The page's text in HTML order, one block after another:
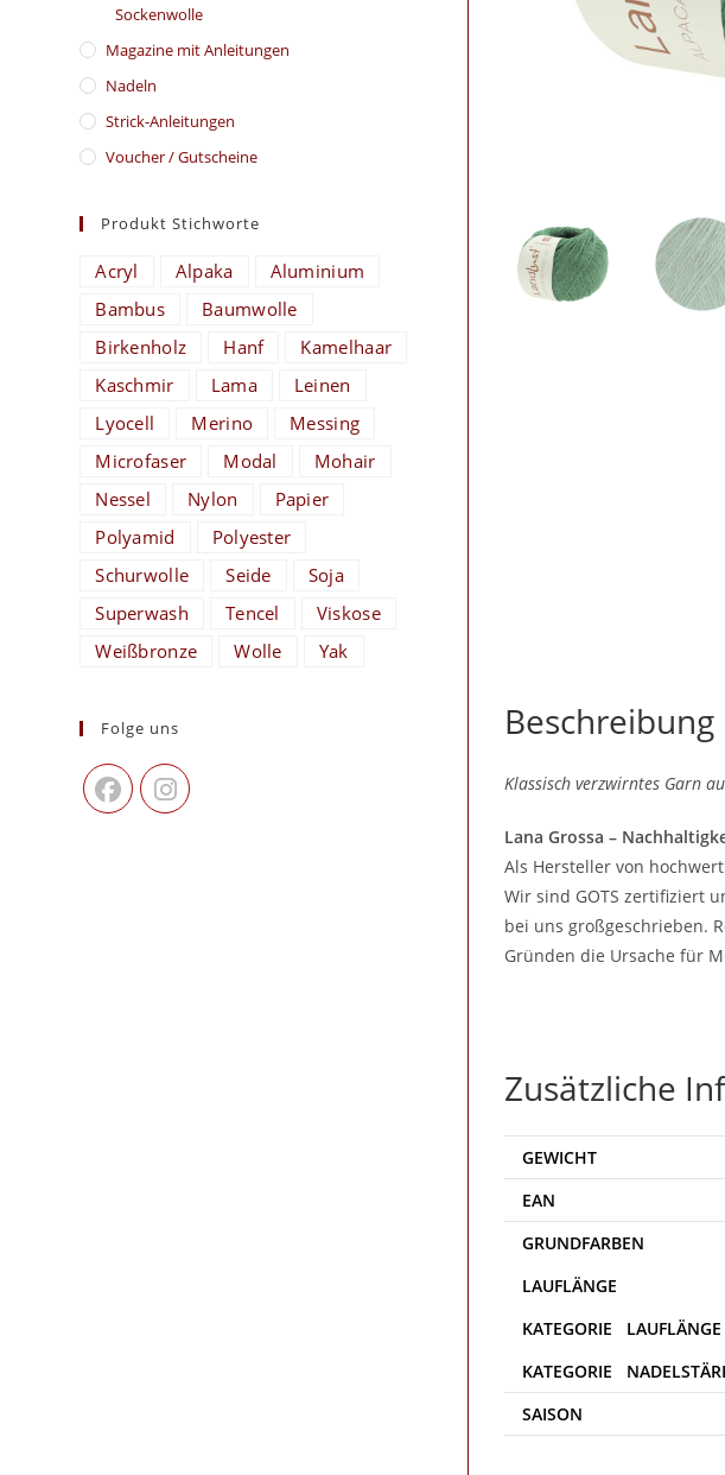
Beschreibung
Klassisch verzwirntes Garn
Lana Grossa –
Als Hersteller von
Wir sind GOTS zertifiziert
bei uns großgeschrieben.
Gründen die Ursache für
Zusätzliche
GEWICHT
EAN
SAISON
Sockenwolle
Magazine mit Anleitungen
Nadeln
Strick-Anleitungen
Voucher / Gutscheine
Produkt Stichworte
Acryl Alpaka
Aluminium
Bambus
Baumwolle
Birkenholz
Hanf
Kamelhaar
Kaschmir
Lama
Leinen
Lyocell
Merino
Messing
Microfaser
Modal
Mohair
Nessel
Nylon
Papier
Polyamid
Polyester
Schurwolle
Seide
Soja
Superwash
Tencel
Viskose
Weißbronze
Wolle Yak
Folge uns